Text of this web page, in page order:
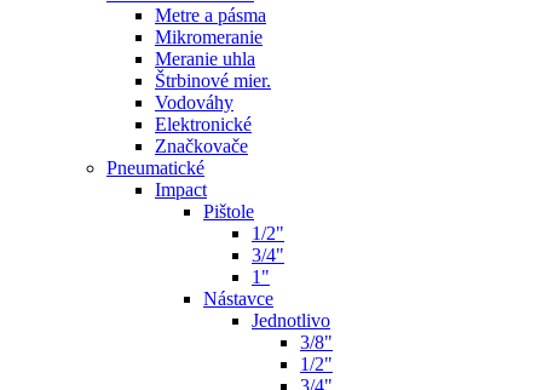
Metre a pásma
Mikromeranie
Meranie uhla
Štrbinové mier.
Vodováhy
Elektronické
Značkovače
Pneumatické
Impact
Pištole
1/2"
3/4"
1"
Nástavce
Jednotlivo
3/8"
1/2"
3/4"